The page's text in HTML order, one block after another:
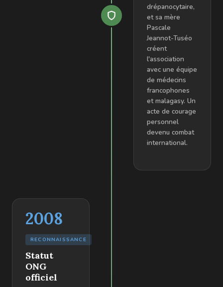
drépanocytaire,
et sa mère
Pascale
Jeannot-Tuséo
créent
l'association
avec une équipe
de médecins
francophones
et malagasy. Un
acte de courage
personnel
devenu combat
international.
2008
RECONNAISSANCE
Statut
ONG
officiel